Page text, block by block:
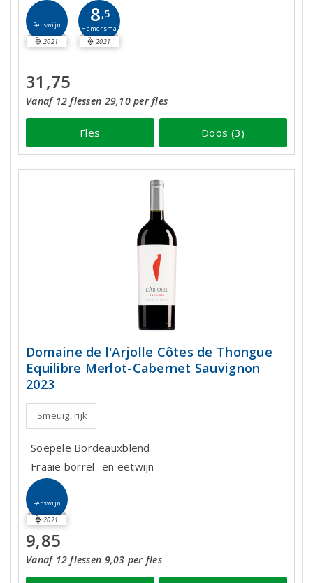
Perswijn
2021
8,5
Hamersma
2021
31,75
Vanaf 12 flessen 29,10 per fles
Fles Doos (3)
Domaine de l'Arjolle Côtes de Thongue
Equilibre Merlot-Cabernet Sauvignon
2023
Smeuïg, rijk
Soepele Bordeauxblend
Fraaie borrel- en eetwijn
Perswijn
2021
9,85
Vanaf 12 flessen 9,03 per fles